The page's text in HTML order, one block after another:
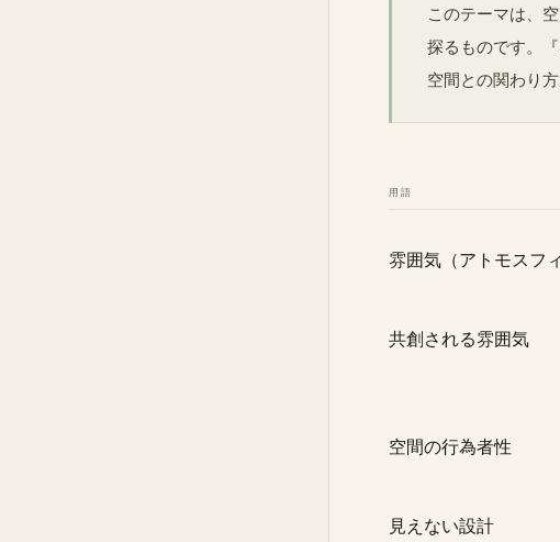
このテーマは、
探るものです。
空間との関わり
用語
雰囲気（アトモスフィ
共創される雰囲気
空間の行為者性
見えない設計